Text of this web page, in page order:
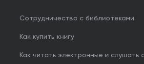
Сотрудничество с библиотеками
Как купить книгу
Как читать электронные и слушать